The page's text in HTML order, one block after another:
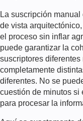
La suscripción
de vista
el proceso sin inflar
puede garantizar la
suscriptores
completamente
diferentes. No se
cuestión de minutos si
para procesar la